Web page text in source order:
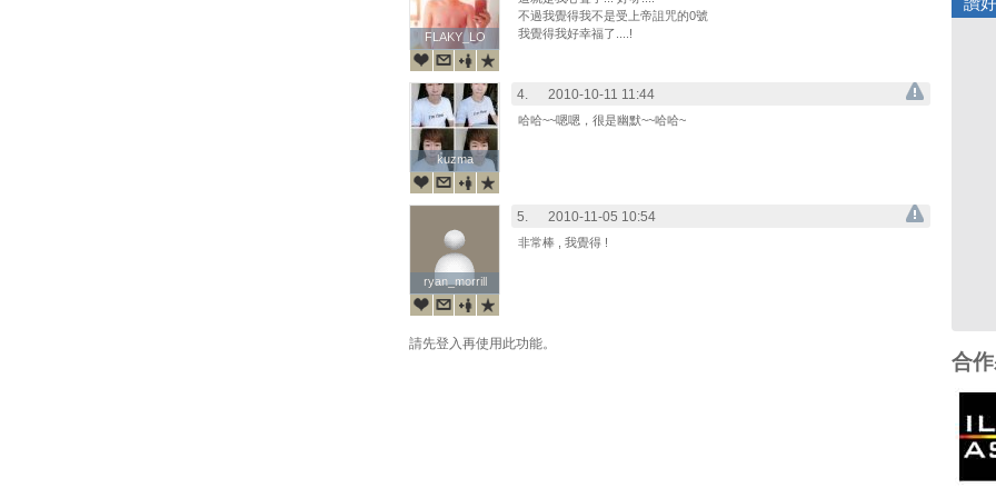
FLAKY_LO
FLAKY_LO
不過我覺得我不是受上帝詛咒的0號
我覺得我好幸福了....!
kuzma
kuzma
4. 2010-10-11 11:44
哈哈~~嗯嗯，很是幽默~~哈哈~
ryan_morrill
ryan_morrill
5. 2010-11-05 10:54
非常棒 , 我覺得 !
請先登入再使用此功能。
合